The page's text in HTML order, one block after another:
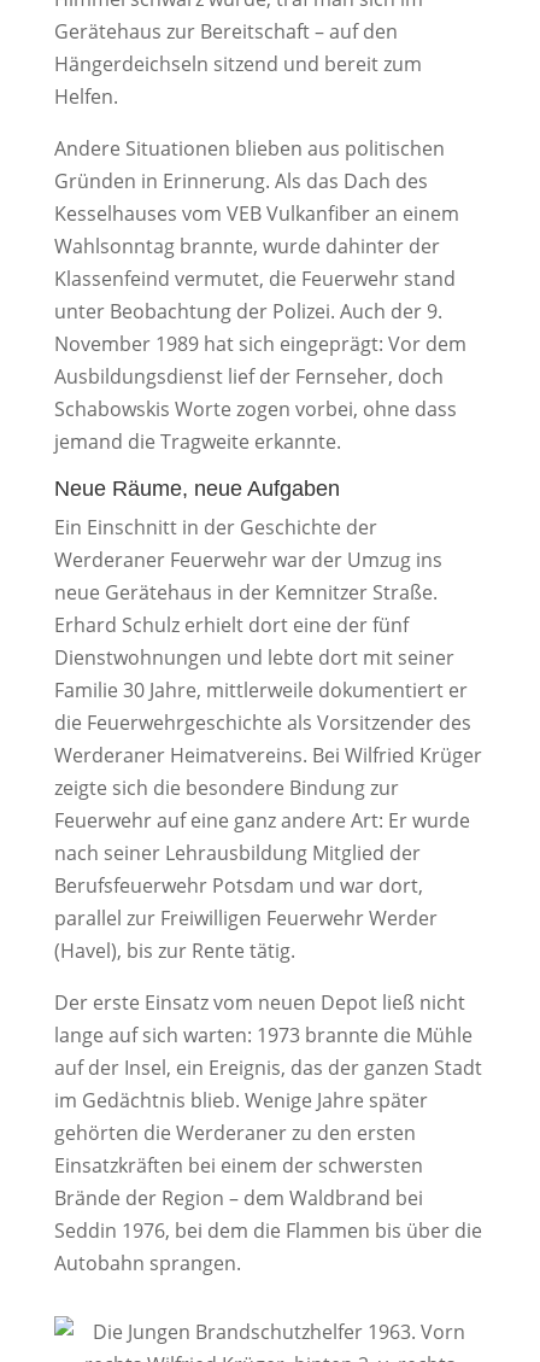
Gerätehaus zur Bereitschaft – auf den
Hängerdeichseln sitzend und bereit zum
Helfen.
Andere Situationen blieben aus politischen
Gründen in Erinnerung. Als das Dach des
Kesselhauses vom VEB Vulkanfiber an einem
Wahlsonntag brannte, wurde dahinter der
Klassenfeind vermutet, die Feuerwehr stand
unter Beobachtung der Polizei. Auch der 9.
November 1989 hat sich eingeprägt: Vor dem
Ausbildungsdienst lief der Fernseher, doch
Schabowskis Worte zogen vorbei, ohne dass
jemand die Tragweite erkannte.
Neue Räume, neue Aufgaben
Ein Einschnitt in der Geschichte der
Werderaner Feuerwehr war der Umzug ins
neue Gerätehaus in der Kemnitzer Straße.
Erhard Schulz erhielt dort eine der fünf
Dienstwohnungen und lebte dort mit seiner
Familie 30 Jahre, mittlerweile dokumentiert er
die Feuerwehrgeschichte als Vorsitzender des
Werderaner Heimatvereins. Bei Wilfried Krüger
zeigte sich die besondere Bindung zur
Feuerwehr auf eine ganz andere Art: Er wurde
nach seiner Lehrausbildung Mitglied der
Berufsfeuerwehr Potsdam und war dort,
parallel zur Freiwilligen Feuerwehr Werder
(Havel), bis zur Rente tätig.
Der erste Einsatz vom neuen Depot ließ nicht
lange auf sich warten: 1973 brannte die Mühle
auf der Insel, ein Ereignis, das der ganzen Stadt
im Gedächtnis blieb. Wenige Jahre später
gehörten die Werderaner zu den ersten
Einsatzkräften bei einem der schwersten
Brände der Region – dem Waldbrand bei
Seddin 1976, bei dem die Flammen bis über die
Autobahn sprangen.